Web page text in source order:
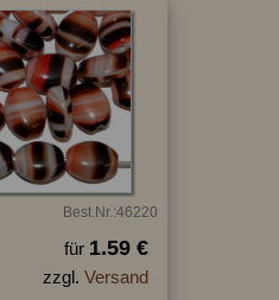
Best.Nr.:46220
für 1.59 €
zzgl. Versand